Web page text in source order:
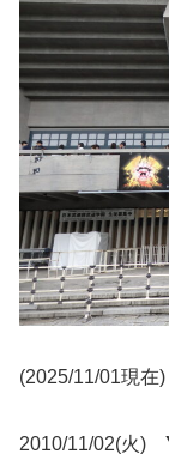
(2025/11/01現在)
2010/11/02(火)